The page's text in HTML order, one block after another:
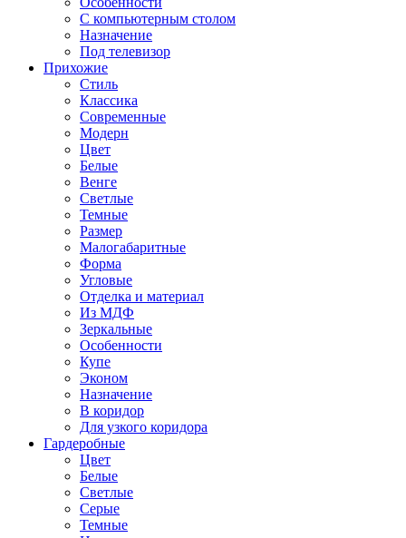
С компьютерным столом
Назначение
Под телевизор
Прихожие
Стиль
Классика
Современные
Модерн
Цвет
Белые
Венге
Светлые
Темные
Размер
Малогабаритные
Форма
Угловые
Отделка и материал
Из МДФ
Зеркальные
Особенности
Купе
Эконом
Назначение
В коридор
Для узкого коридора
Гардеробные
Цвет
Белые
Светлые
Серые
Темные